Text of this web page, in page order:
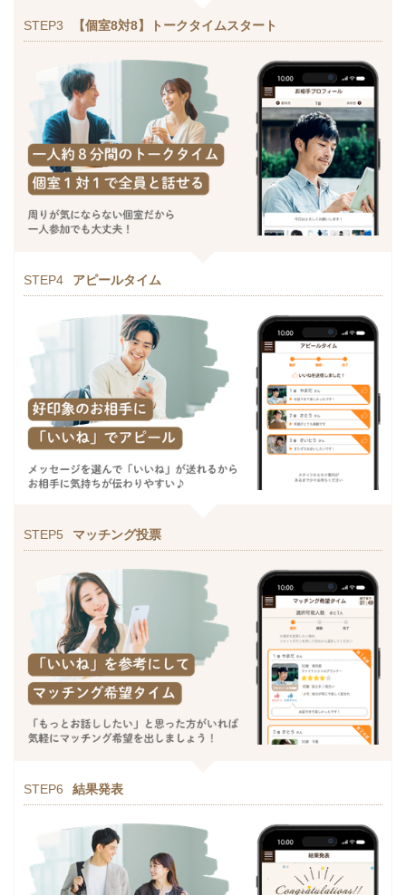
STEP3 【個室8対8】トークタイムスタート
STEP4 アピールタイム
STEP5 マッチング投票
STEP6 結果発表